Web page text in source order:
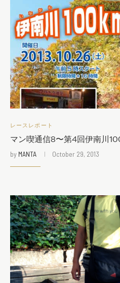
レースレポート
マン喫通信8〜第4回伊南川
by MANTA October 29, 2013